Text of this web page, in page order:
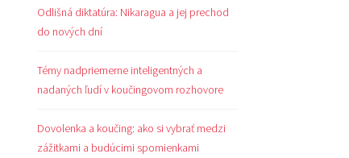
Odlišná diktatúra: Nikaragua a jej prechod
do nových dní
Témy nadpriemerne inteligentných a
nadaných ľudí v koučingovom rozhovore
Dovolenka a koučing: ako si vybrať medzi
zážitkami a budúcimi spomienkami